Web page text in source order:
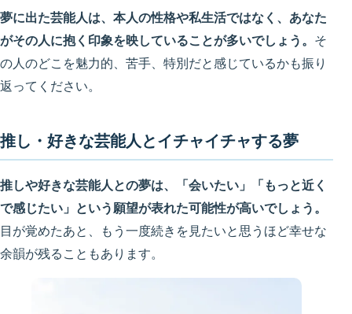
夢に出た芸能人は、本人の性格や私生活ではなく、あなた
がその人に抱く印象を映していることが多いでしょう。 そ
の人のどこを魅力的、苦手、特別だと感じているかも振り
返ってください。
推し・好きな芸能人とイチャイチャする夢
推しや好きな芸能人との夢は、「会いたい」「もっと近く
で感じたい」という願望が表れた可能性が高いでしょう。
目が覚めたあと、もう一度続きを見たいと思うほど幸せな
余韻が残ることもあります。